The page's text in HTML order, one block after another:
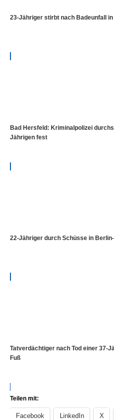
23-Jähriger stirbt nach Badeunfall
Bad Hersfeld: Kriminalpolizei
Jährigen fest
22-Jähriger durch Schüsse in
Tatverdächtiger nach Tod einer 37-
Fuß
Teilen mit:
Facebook LinkedIn X